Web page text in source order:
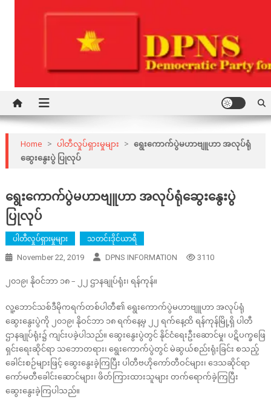
DPNS
Home > ပါတီလှုပ်ရှားမှုများ > ရွေးကောက်ပွဲမဟာဗျူဟာ အလုပ်ရုံ
ဆွေးနွေးပွဲ ပြုလုပ်
ရွေးကောက်ပွဲမဟာဗျူဟာ အလုပ်ရုံဆွေးနွေးပွဲ
ပြုလုပ်
ပါတီလှုပ်ရှားမှုများ သတင်းဒိုင်ယာရီ
November 22, 2019 DPNS INFORMATION 3110
၂၀၁၉၊ နိုဝင်ဘာ ၁၈ – ၂၂ ဌာနချုပ်ရုံး၊ ရန်ကုန်။
လူ့ဘောင်သစ်ဒီမိုကရက်တစ်ပါတီ၏ ရွေးကောက်ပွဲမဟာဗျူဟာ အလုပ်ရုံ
ဆွေးနွေးပွဲကို ၂၀၁၉၊ နိုဝင်ဘာ ၁၈ ရက်နေ့မှ ၂၂ ရက်နေ့ထိ ရန်ကုန်မြို့ရှိ ပါတီ
ဌာနချုပ်ရုံး၌ ကျင်းပခဲ့ပါသည်။ ဆွေးနွေးပွဲတွင် နိုင်ငံရေးဦးဆောင်မှု၊ ပဋိပက္ခဖြေ
ရှင်းရေးဆိုင်ရာ သဘောတရား၊ ရွေးကောက်ပွဲတွင် မဲဆွယ်စည်းရုံးခြင်း စသည့်
ခေါင်းစဉ်များဖြင့် ဆွေးနွေးခဲ့ကြပြီး ပါတီဗဟိုကော်တီဝင်များ၊ ဒေသဆိုင်ရာ
ကော်မတီခေါင်းဆောင်များ၊ ဖိတ်ကြားထားသူများ တက်ရောက်ခဲ့ကြပြီး
ဆွေးနွေးခဲ့ကြပါသည်။